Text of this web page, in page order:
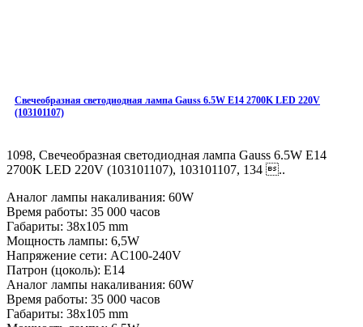
Свечеобразная светодиодная лампа Gauss 6.5W E14 2700K LED 220V
(103101107)
1098, Свечеобразная светодиодная лампа Gauss 6.5W E14
2700K LED 220V (103101107), 103101107, 134 ..
Аналог лампы накаливания: 60W
Время работы: 35 000 часов
Габариты: 38x105 mm
Мощность лампы: 6,5W
Напряжение сети: AC100-240V
Патрон (цоколь): E14
Аналог лампы накаливания: 60W
Время работы: 35 000 часов
Габариты: 38x105 mm